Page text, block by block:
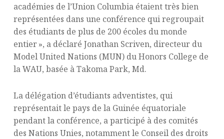
académies de l’Union Columbia étaient très bien
représentées dans une conférence qui regroupait
des étudiants de plus de 200 écoles du monde
entier », a déclaré Jonathan Scriven, directeur du
Model United Nations (MUN) du Honors College de
la WAU, basée à Takoma Park, Md.
La délégation d’étudiants adventistes, qui
représentait le pays de la Guinée équatoriale
pendant la conférence, a participé à des comités
des Nations Unies, notamment le Conseil des droits